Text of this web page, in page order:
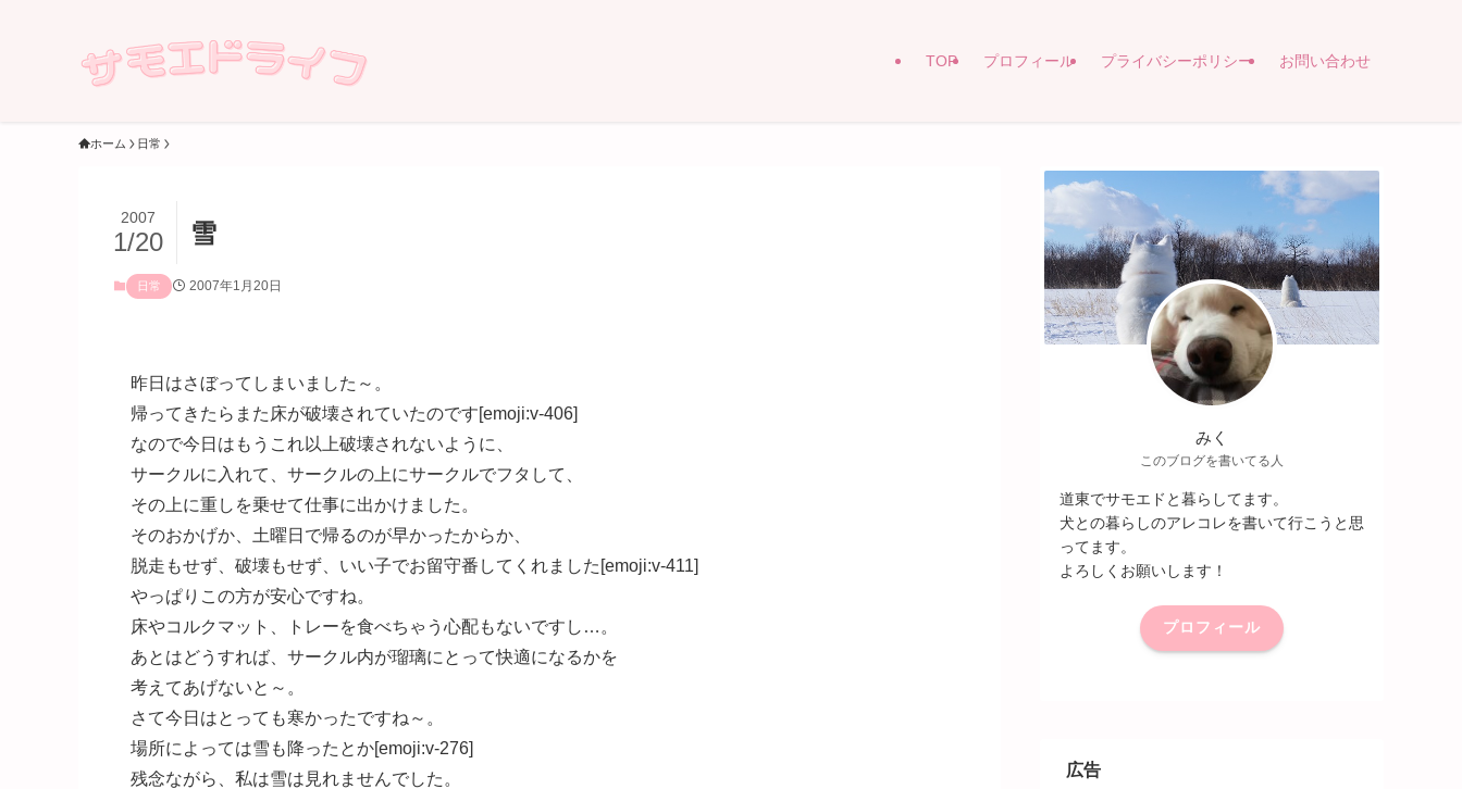
TOP プロフィール プライバシーポリシー お問い合わせ
ホーム 日常
雪
2007
1/20
日常 2007年1月20日
昨日はさぼってしまいました～。
帰ってきたらまた床が破壊されていたのです[emoji:v-406]
なので今日はもうこれ以上破壊されないように、
サークルに入れて、サークルの上にサークルでフタして、
その上に重しを乗せて仕事に出かけました。
そのおかげか、土曜日で帰るのが早かったからか、
脱走もせず、破壊もせず、いい子でお留守番してくれました[emoji:v-411]
やっぱりこの方が安心ですね。
床やコルクマット、トレーを食べちゃう心配もないですし…。
あとはどうすれば、サークル内が瑠璃にとって快適になるかを
考えてあげないと～。
さて今日はとっても寒かったですね～。
場所によっては雪も降ったとか[emoji:v-276]
残念ながら、私は雪は見れませんでした。
みく
このブログを書いてる人
道東でサモエドと暮らしてます。
犬との暮らしのアレコレを書いて行こうと思
ってます。
よろしくお願いします！
プロフィール
広告